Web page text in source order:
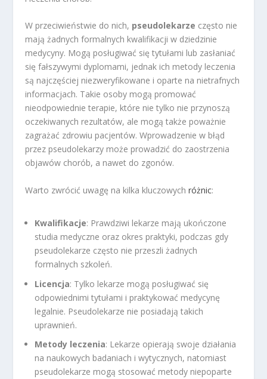
W przeciwieństwie do nich, pseudolekarze często nie
mają żadnych formalnych kwalifikacji w dziedzinie
medycyny. Mogą posługiwać się tytułami lub zasłaniać
się fałszywymi dyplomami, jednak ich metody leczenia
są najczęściej niezweryfikowane i oparte na nietrafnych
informacjach. Takie osoby mogą promować
nieodpowiednie terapie, które nie tylko nie przynoszą
oczekiwanych rezultatów, ale mogą także poważnie
zagrażać zdrowiu pacjentów. Wprowadzenie w błąd
przez pseudolekarzy może prowadzić do zaostrzenia
objawów chorób, a nawet do zgonów.
Warto zwrócić uwagę na kilka kluczowychróżnic:
Kwalifikacje: Prawdziwi lekarze mają ukończone
studia medyczne oraz okres praktyki, podczas gdy
pseudolekarze często nie przeszli żadnych
formalnych szkoleń.
Licencja: Tylko lekarze mogą posługiwać się
odpowiednimi tytułami i praktykować medycynę
legalnie. Pseudolekarze nie posiadają takich
uprawnień.
Metody leczenia: Lekarze opierają swoje działania
na naukowych badaniach i wytycznych, natomiast
pseudolekarze mogą stosować metody niepoparte